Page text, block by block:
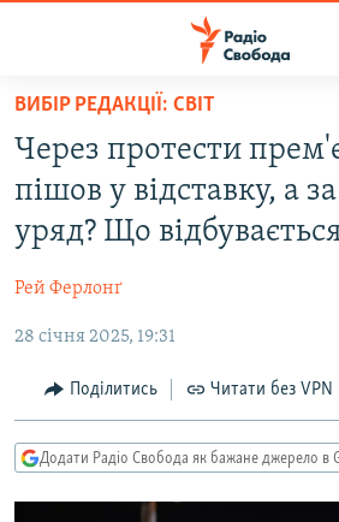
Перейти
основного
матеріалу
до
основної
навігації
Перейти
пошуку
ВСЕ ЗА ДОБУ
ЕКОНОМІКА
СУСПІЛЬСТВО
КУЛЬТУРА
УКРАЇНА
РОСІЙСЬКА «ФІЛЬТРАЦІЯ»
ДОНБАС.РЕАЛІЇ
КРИМ.РЕАЛІЇ
СХЕМИ
ВИБІР РЕДАКЦІЇ: СВІТ
Через протести
пішов у відставку, а
уряд? Що
Рей Ферлонґ
28 січня 2025, 19:31
Поділитись Читати без VPN
Додати Радіо Свобода як бажане джерело в